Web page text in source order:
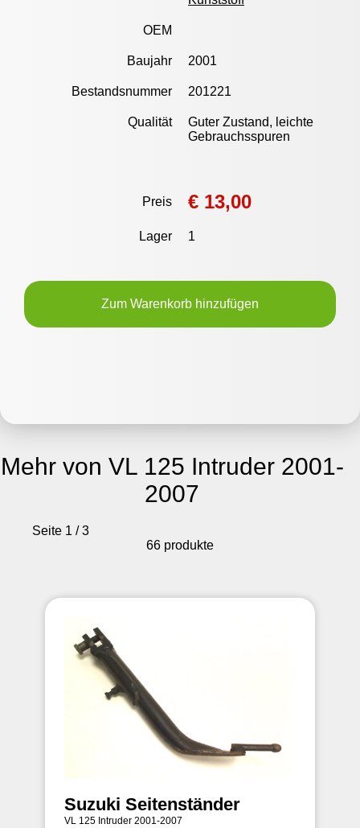
OEM
Baujahr 2001
Bestandsnummer 201221
Qualität
Guter Zustand, leichte
Gebrauchsspuren
Preis € 13,00
Lager 1
Zum Warenkorb hinzufügen
Mehr von VL 125 Intruder 2001-
2007
Seite 1 / 3
66 produkte
Suzuki Seitenständer
VL 125 Intruder 2001-2007